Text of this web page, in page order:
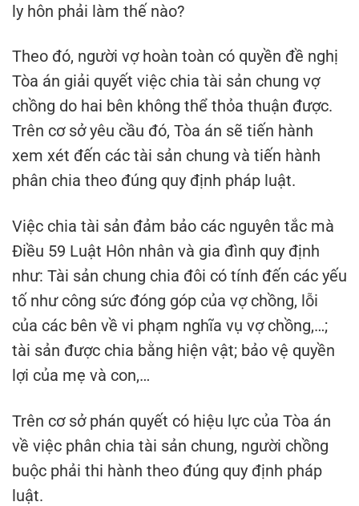
ly hôn phải làm thế nào?
Theo đó, người vợ hoàn toàn có quyền đề nghị
Tòa án giải quyết việc chia tài sản chung vợ
chồng do hai bên không thể thỏa thuận được.
Trên cơ sở yêu cầu đó, Tòa án sẽ tiến hành
xem xét đến các tài sản chung và tiến hành
phân chia theo đúng quy định pháp luật.
Việc chia tài sản đảm bảo các nguyên tắc mà
Điều 59 Luật Hôn nhân và gia đình quy định
như: Tài sản chung chia đôi có tính đến các yếu
tố như công sức đóng góp của vợ chồng, lỗi
của các bên về vi phạm nghĩa vụ vợ chồng,…;
tài sản được chia bằng hiện vật; bảo vệ quyền
lợi của mẹ và con,…
Trên cơ sở phán quyết có hiệu lực của Tòa án
về việc phân chia tài sản chung, người chồng
buộc phải thi hành theo đúng quy định pháp
luật.